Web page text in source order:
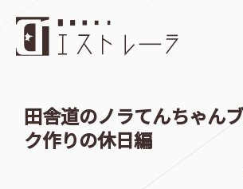
田舎道のノラてんちゃん
ク作りの休日編